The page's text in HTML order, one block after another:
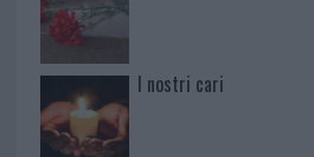
I nostri cari